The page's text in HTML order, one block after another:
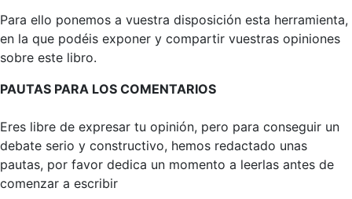
Para ello ponemos a vuestra disposición esta herramienta,
en la que podéis exponer y compartir vuestras opiniones
sobre este libro.
PAUTAS PARA LOS COMENTARIOS
Eres libre de expresar tu opinión, pero para conseguir un
debate serio y constructivo, hemos redactado unas
pautas, por favor dedica un momento a leerlas antes de
comenzar a escribir